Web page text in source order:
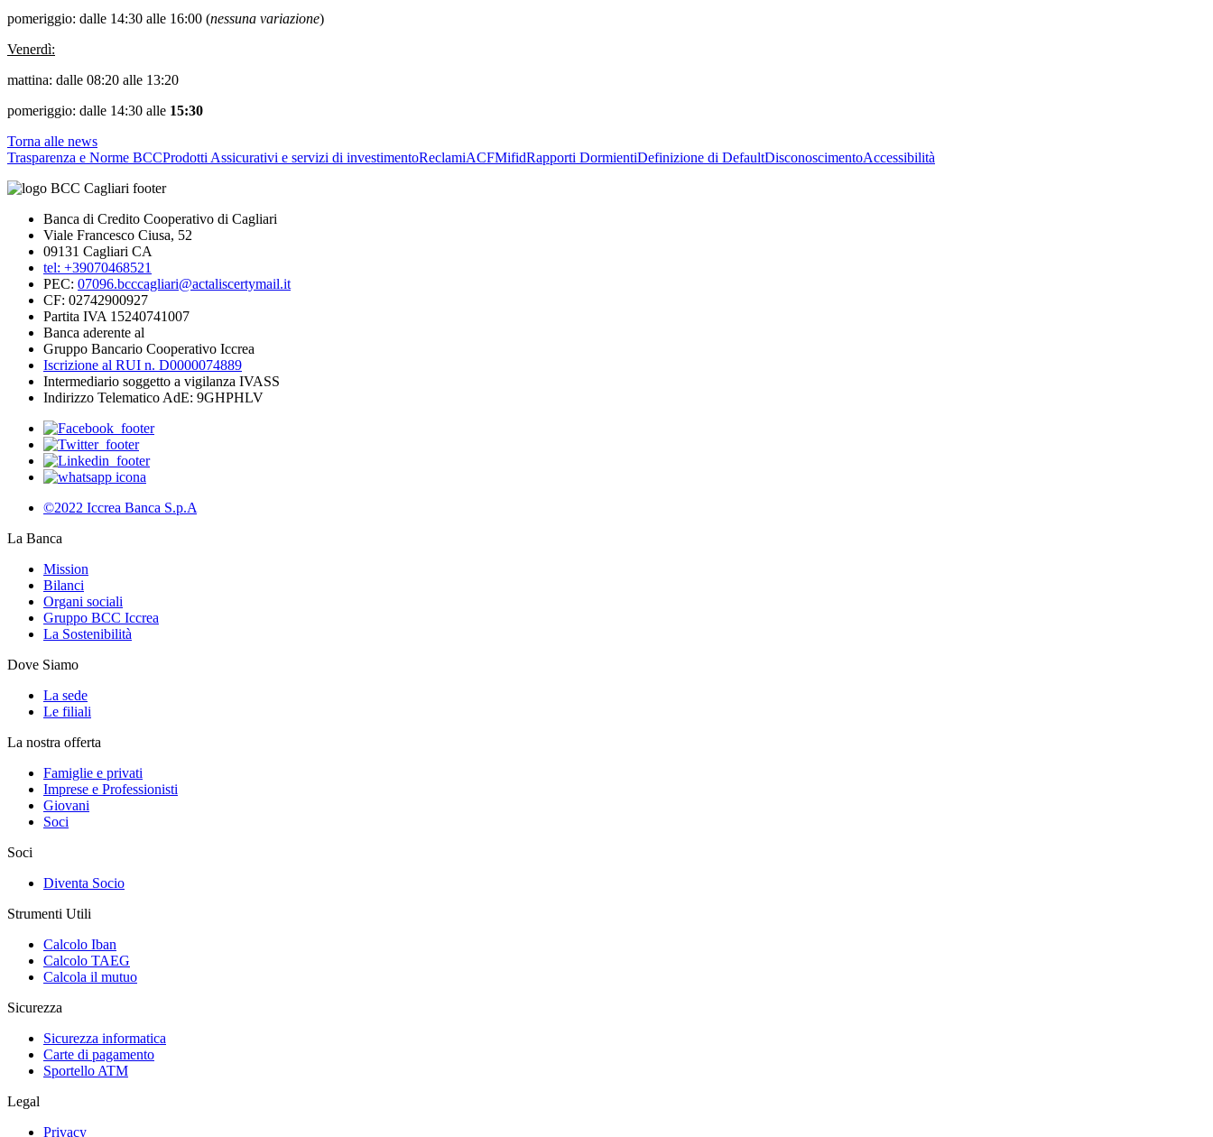
pomeriggio: dalle 14:30 alle 16:00 (nessuna variazione)
Venerdì:
mattina: dalle 08:20 alle 13:20
pomeriggio: dalle 14:30 alle 15:30
Torna alle news
Trasparenza e Norme BCCProdotti Assicurativi e servizi di investimentoReclamiACFMifidRapporti DormientiDefinizione di DefaultDisconoscimentoAccessibilità
Banca di Credito Cooperativo di Cagliari
Viale Francesco Ciusa, 52
09131 Cagliari CA
tel: +39070468521
PEC: 07096.bcccagliari@actaliscertymail.it
CF: 02742900927
Partita IVA 15240741007
Banca aderente al
Gruppo Bancario Cooperativo Iccrea
Iscrizione al RUI n. D0000074889
Intermediario soggetto a vigilanza IVASS
Indirizzo Telematico AdE: 9GHPHLV
©2022 Iccrea Banca S.p.A
La Banca
Mission
Bilanci
Organi sociali
Gruppo BCC Iccrea
La Sostenibilità
Dove Siamo
La sede
Le filiali
La nostra offerta
Famiglie e privati
Imprese e Professionisti
Giovani
Soci
Soci
Diventa Socio
Strumenti Utili
Calcolo Iban
Calcolo TAEG
Calcola il mutuo
Sicurezza
Sicurezza informatica
Carte di pagamento
Sportello ATM
Legal
Privacy